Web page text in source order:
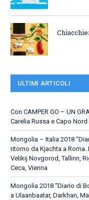
ULTIMI ARTICOLI
Con CAMPER GO – UN
Carelia Russa e Capo
Mongolia – Italia 2018
ritorno da Kjachta a
Velikij Novgorod, Tallinn,
Ceca, Vienna
Mongolia 2018 “Diario di
a Ulaanbaatar, Darkhan,